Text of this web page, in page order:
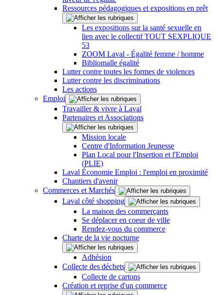
Ressources pédagogiques et expositions en prêt
Les expositions sur la santé sexuelle en
lien avec le collectif TOUT SEXPLIQUE
53
ZOOM Laval - Égalité femme / homme
Bibliomalle égalité
Lutter contre toutes les formes de violences
Lutter contre les discriminations
Les actions
Emploi
Travailler & vivre à Laval
Partenaires et Associations
Mission locale
Centre d'Information Jeunesse
Plan Local pour l'Insertion et l'Emploi
(PLIE)
Laval Économie Emploi : l'emploi en proximité
Chantiers d'avenir
Commerces et Marchés
Laval côté shopping
La maison des commerçants
Se déplacer en coeur de ville
Rendez-vous du commerce
Charte de la vie nocturne
Adhésion
Collecte des déchets
Collecte de cartons
Création et reprise d'un commerce